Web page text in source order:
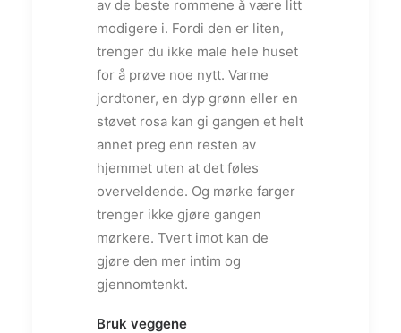
av de beste rommene å være litt
modigere i. Fordi den er liten,
trenger du ikke male hele huset
for å prøve noe nytt. Varme
jordtoner, en dyp grønn eller en
støvet rosa kan gi gangen et helt
annet preg enn resten av
hjemmet uten at det føles
overveldende. Og mørke farger
trenger ikke gjøre gangen
mørkere. Tvert imot kan de
gjøre den mer intim og
gjennomtenkt.
Bruk veggene